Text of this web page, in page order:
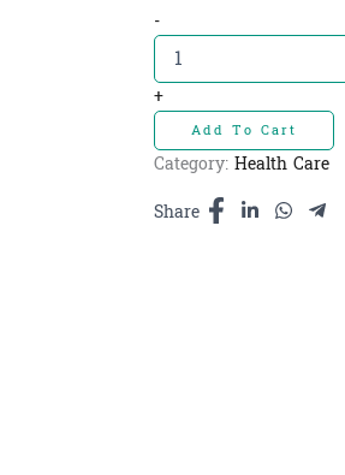
-Ponlei
Fingerroot
Powder
-ម្សៅ
ខ្ជាយ
សរីរាង្គ100g
quantity
+
Add To Cart
Category: Health Care
Share